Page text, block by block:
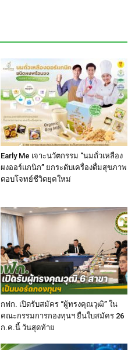
Early Me เจาะนวัตกรรม “นมถั่วเหลือง
ผงออร์แกนิก” ยกระดับเครื่องดื่มสุขภาพ
ตอบโจทย์ชีวิตยุคใหม่
กฟก. เปิดรับสมัคร “ผู้ทรงคุณวุฒิ” ใน
คณะกรรมการกองทุนฯ ยื่นใบสมัคร 26
ก.ค.นี้ วันสุดท้าย